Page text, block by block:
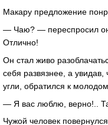
Макару предложение
— Чаю? — переспросил
Отлично!
Он стал живо
себя развязнее, а
угли, обратился к
— Я вас люблю, верно!..
Чужой человек